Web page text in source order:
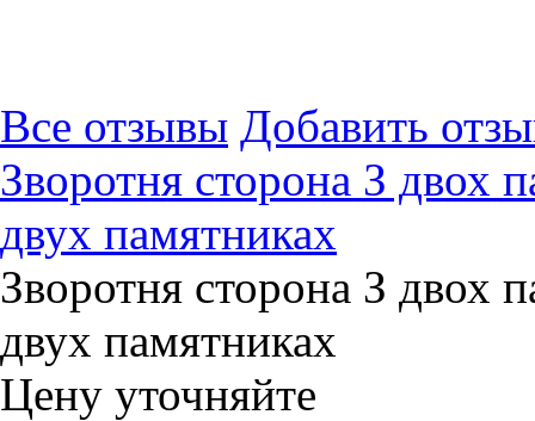
Все отзывы Добавить
Зворотня сторона З двох
двух памятниках
Зворотня сторона З двох
двух памятниках
Цену уточняйте